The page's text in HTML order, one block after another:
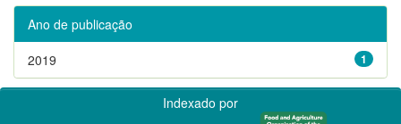
Ano de publicação
1
2019
Indexado por